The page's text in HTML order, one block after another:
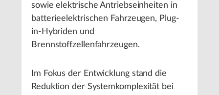
sowie elektrische Antriebseinheiten in
batterieelektrischen Fahrzeugen, Plug-
in-Hybriden und
Brennstoffzellenfahrzeugen.
Im Fokus der Entwicklung stand die
Reduktion der Systemkomplexität bei